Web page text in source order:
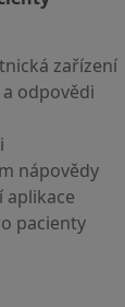
zařízení
odpovědi
nápovědy
aplikace
pacienty